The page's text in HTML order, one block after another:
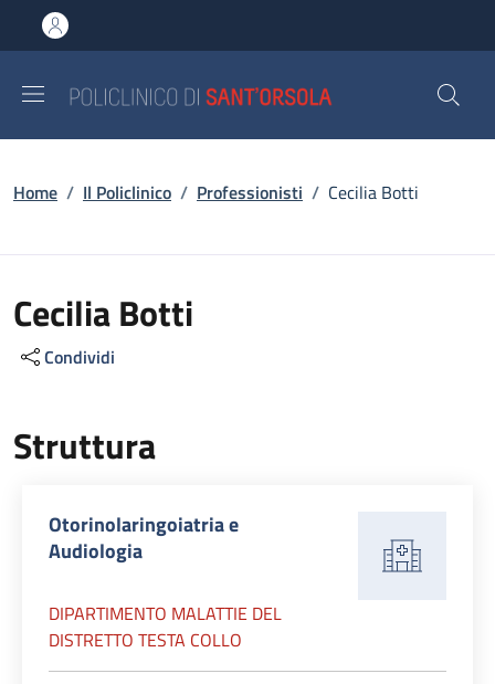
al contenuto principale
to footer content
Briciole di pane
Home / Il Policlinico / Professionisti / Cecilia Botti
Cecilia Botti
Condividi
Struttura
Otorinolaringoiatria e
Audiologia
DIPARTIMENTO MALATTIE DEL
DISTRETTO TESTA COLLO